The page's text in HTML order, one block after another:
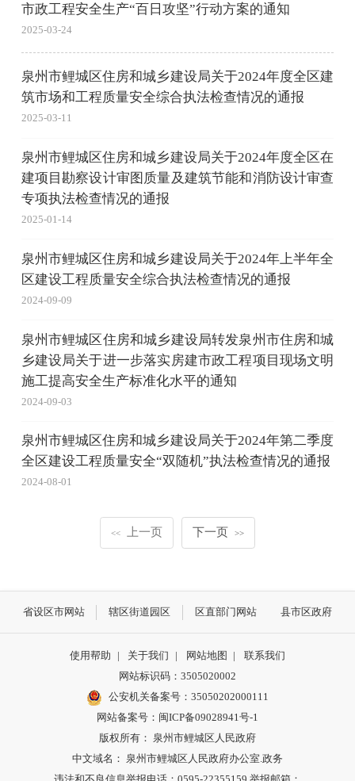
市政工程安全生产“百日攻坚”行动方案的通知
2025-03-24
泉州市鲤城区住房和城乡建设局关于2024年度全区建
筑市场和工程质量安全综合执法检查情况的通报
2025-03-11
泉州市鲤城区住房和城乡建设局关于2024年度全区在
建项目勘察设计审图质量及建筑节能和消防设计审查
专项执法检查情况的通报
2025-01-14
泉州市鲤城区住房和城乡建设局关于2024年上半年全
区建设工程质量安全综合执法检查情况的通报
2024-09-09
泉州市鲤城区住房和城乡建设局转发泉州市住房和城
乡建设局关于进一步落实房建市政工程项目现场文明
施工提高安全生产标准化水平的通知
2024-09-03
泉州市鲤城区住房和城乡建设局关于2024年第二季度
全区建设工程质量安全“双随机”执法检查情况的通报
2024-08-01
<< 上一页 下一页 >>
省设区市网站 辖区街道园区 区直部门网站 县市区政府
使用帮助 | 关于我们 | 网站地图 |
联系我们
网站标识码：3505020002
公安机关备案号：35050202000111
网站备案号：闽ICP备09028941号-1
版权所有： 泉州市鲤城区人民政府
中文域名： 泉州市鲤城区人民政府办公室.政务